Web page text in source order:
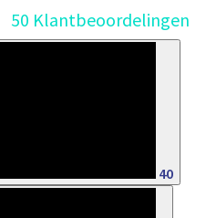
50 Klantbeoordelingen
40